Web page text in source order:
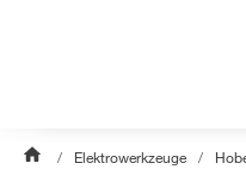
/ Elektrowerkzeuge /